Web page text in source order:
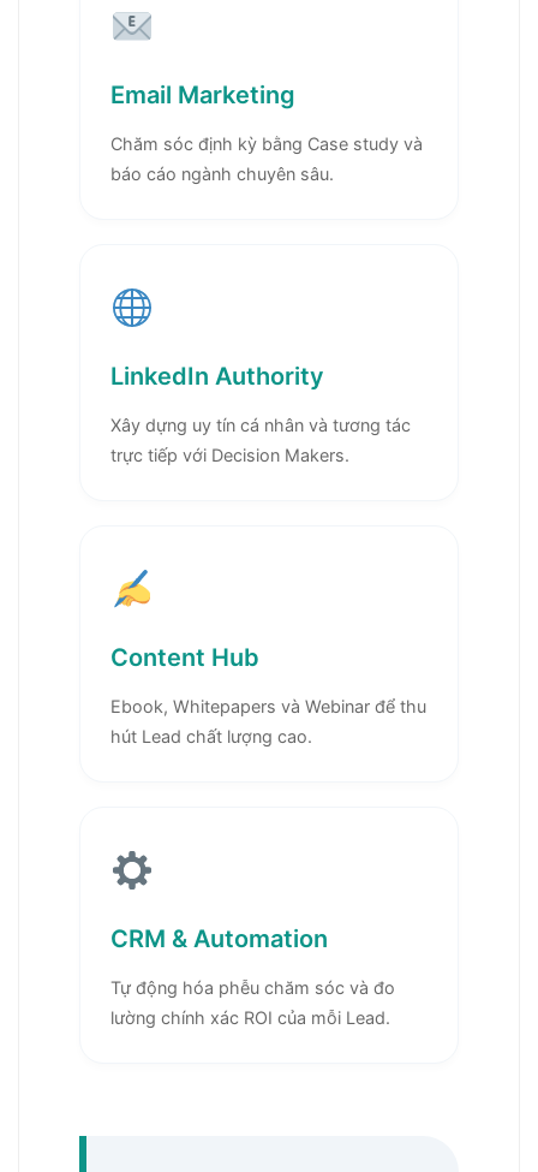
Email Marketing
Chăm sóc định kỳ bằng Case study và
báo cáo ngành chuyên sâu.
LinkedIn Authority
Xây dựng uy tín cá nhân và tương tác
trực tiếp với Decision Makers.
Content Hub
Ebook, Whitepapers và Webinar để thu
hút Lead chất lượng cao.
CRM & Automation
Tự động hóa phễu chăm sóc và đo
lường chính xác ROI của mỗi Lead.